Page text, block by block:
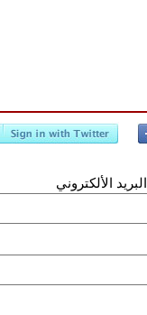
البريد الألكتروني